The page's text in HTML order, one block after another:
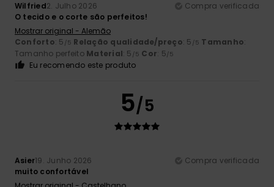
Wilfried2. Julho 2026
Compra verificada
O tecido e o corte são perfeitos!
Mostrar original - Alemão
Conforto: 5 /5 Relação qualidade/preço: 5 /5 Tamanho:
Tamanho perfeito Material: 5 /5 Cor: 5/5
Eu recomendo este produto
5/5
Asier19. Junho 2026
Compra verificada
muito confortável